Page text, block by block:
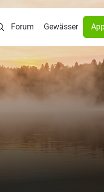
Forum Gewässer